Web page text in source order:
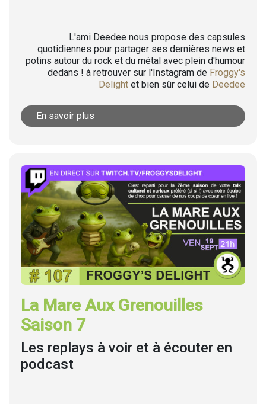
L'ami Deedee nous propose des capsules
quotidiennes pour partager ses dernières news et
potins autour du rock et du métal avec plein d'humour
dedans ! à retrouver sur l'Instagram de Froggy's
Delight et bien sûr celui de Deedee
En savoir plus
La Mare Aux Grenouilles
Saison 7
Les replays à voir et à écouter en
podcast